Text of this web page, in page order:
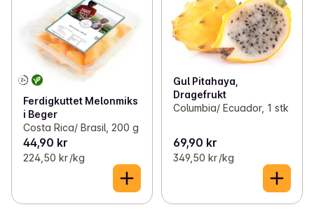
Ferdigkuttet Melonmiks
i Beger
Costa Rica/ Brasil, 200 g
44,90 kr
224,50 kr /kg
Gul Pitahaya,
Dragefrukt
Columbia/ Ecuador, 1 stk
69,90 kr
349,50 kr /kg